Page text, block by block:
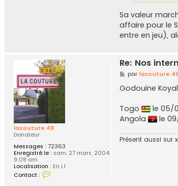
Sa valeur
affaire pour le
entre en jeu),
lacouture.49
Donateur
Messages : 72363
Enregistré le : sam. 27 mars, 2004
9:09 am
Localisation : En L1
Contact :
Re: Nos
M
e
s
s
g
e
par
Godouine
Togo
le 05/
Angola
le
Présent aussi sur